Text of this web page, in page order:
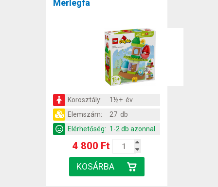
Mérlegfa
Korosztály:
1½+ év
Elemszám:
27 db
Elérhetőség: 1-2 db azonnal
4 800 Ft